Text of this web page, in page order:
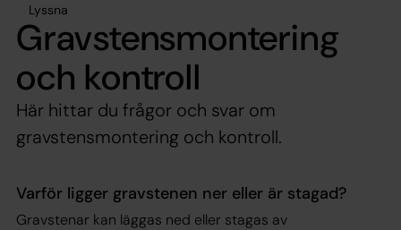
Lyssna
Gravstensmontering
och kontroll
Här hittar du frågor och svar om
gravstensmontering och kontroll.
Varför ligger gravstenen ner eller är stagad?
Gravstenar kan läggas ned eller stagas av